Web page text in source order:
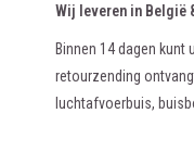
Wij leveren in België
Binnen 14 dagen kunt
retourzending
luchtafvoerbuis,